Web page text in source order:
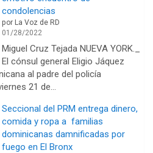
condolencias
por La Voz de RD
01/28/2022
Miguel Cruz Tejada NUEVA YORK._
El cónsul general Eligio Jáquez
al padre del policía
21 de…
Seccional del PRM entrega dinero,
comida y ropa a familias
dominicanas damnificadas por
fuego en El Bronx